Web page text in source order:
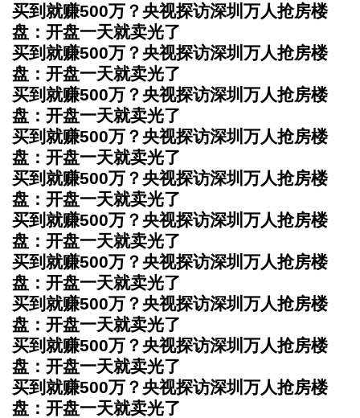
买到就赚500万？央视探访深圳万人抢房楼
盘：开盘一天就卖光了
买到就赚500万？央视探访深圳万人抢房楼
盘：开盘一天就卖光了
买到就赚500万？央视探访深圳万人抢房楼
盘：开盘一天就卖光了
买到就赚500万？央视探访深圳万人抢房楼
盘：开盘一天就卖光了
买到就赚500万？央视探访深圳万人抢房楼
盘：开盘一天就卖光了
买到就赚500万？央视探访深圳万人抢房楼
盘：开盘一天就卖光了
买到就赚500万？央视探访深圳万人抢房楼
盘：开盘一天就卖光了
买到就赚500万？央视探访深圳万人抢房楼
盘：开盘一天就卖光了
买到就赚500万？央视探访深圳万人抢房楼
盘：开盘一天就卖光了
买到就赚500万？央视探访深圳万人抢房楼
盘：开盘一天就卖光了